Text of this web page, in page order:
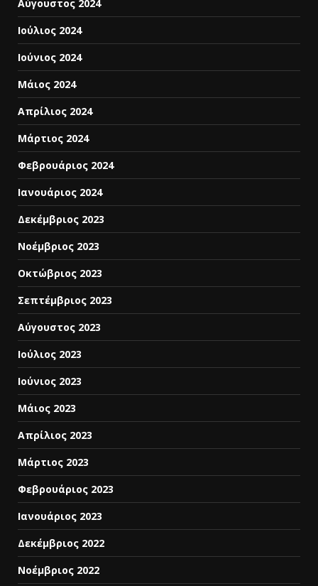
Αύγουστος 2024
Ιούλιος 2024
Ιούνιος 2024
Μάιος 2024
Απρίλιος 2024
Μάρτιος 2024
Φεβρουάριος 2024
Ιανουάριος 2024
Δεκέμβριος 2023
Νοέμβριος 2023
Οκτώβριος 2023
Σεπτέμβριος 2023
Αύγουστος 2023
Ιούλιος 2023
Ιούνιος 2023
Μάιος 2023
Απρίλιος 2023
Μάρτιος 2023
Φεβρουάριος 2023
Ιανουάριος 2023
Δεκέμβριος 2022
Νοέμβριος 2022